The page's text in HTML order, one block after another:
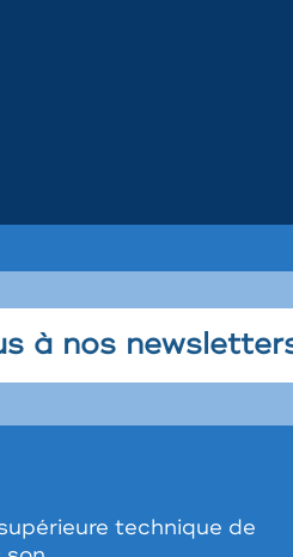
à nos
technique de